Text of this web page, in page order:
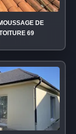
DE
69